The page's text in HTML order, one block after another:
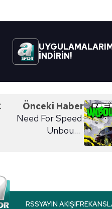
İNDİRİN!
Önceki Haber
Need For Speed:
Unbound
RSSYAYIN AKIŞI